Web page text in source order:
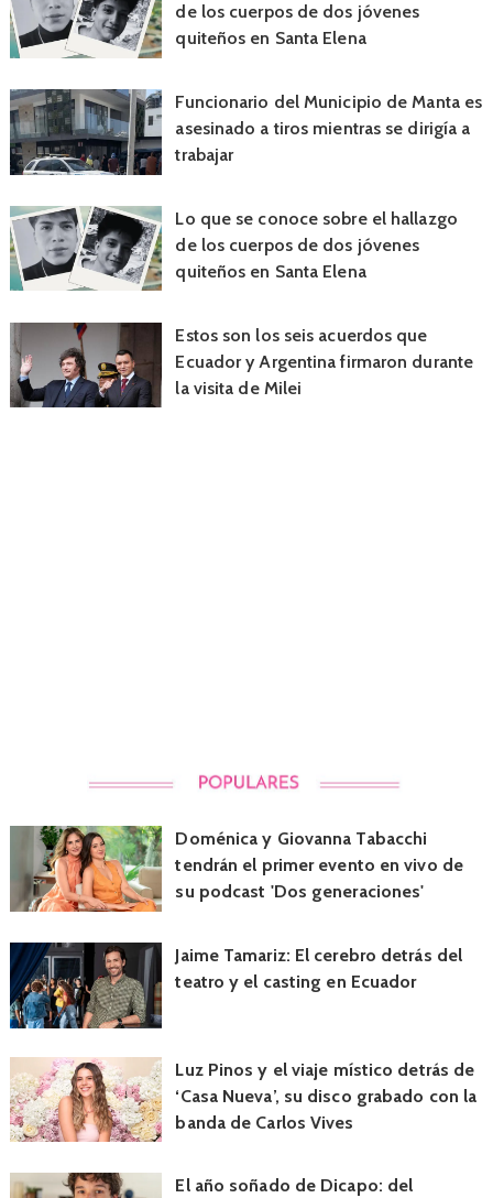
de los cuerpos de dos jóvenes
quiteños en Santa Elena
Funcionario del Municipio de Manta es
asesinado a tiros mientras se dirigía a
trabajar
Lo que se conoce sobre el hallazgo
de los cuerpos de dos jóvenes
quiteños en Santa Elena
Estos son los seis acuerdos que
Ecuador y Argentina firmaron durante
la visita de Milei
Doménica y Giovanna Tabacchi
tendrán el primer evento en vivo de
su podcast 'Dos generaciones'
Jaime Tamariz: El cerebro detrás del
teatro y el casting en Ecuador
Luz Pinos y el viaje místico detrás de
‘Casa Nueva’, su disco grabado con la
banda de Carlos Vives
El año soñado de Dicapo: del